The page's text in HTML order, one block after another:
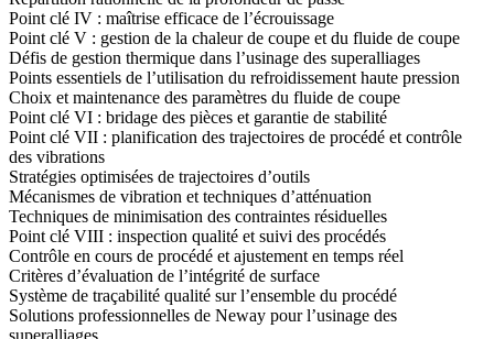
Point clé IV : maîtrise efficace de l’écrouissage
Point clé V : gestion de la chaleur de coupe et du fluide de coupe
Défis de gestion thermique dans l’usinage des superalliages
Points essentiels de l’utilisation du refroidissement haute pression
Choix et maintenance des paramètres du fluide de coupe
Point clé VI : bridage des pièces et garantie de stabilité
Point clé VII : planification des trajectoires de procédé et contrôle
des vibrations
Stratégies optimisées de trajectoires d’outils
Mécanismes de vibration et techniques d’atténuation
Techniques de minimisation des contraintes résiduelles
Point clé VIII : inspection qualité et suivi des procédés
Contrôle en cours de procédé et ajustement en temps réel
Critères d’évaluation de l’intégrité de surface
Système de traçabilité qualité sur l’ensemble du procédé
Solutions professionnelles de Neway pour l’usinage des
superalliages